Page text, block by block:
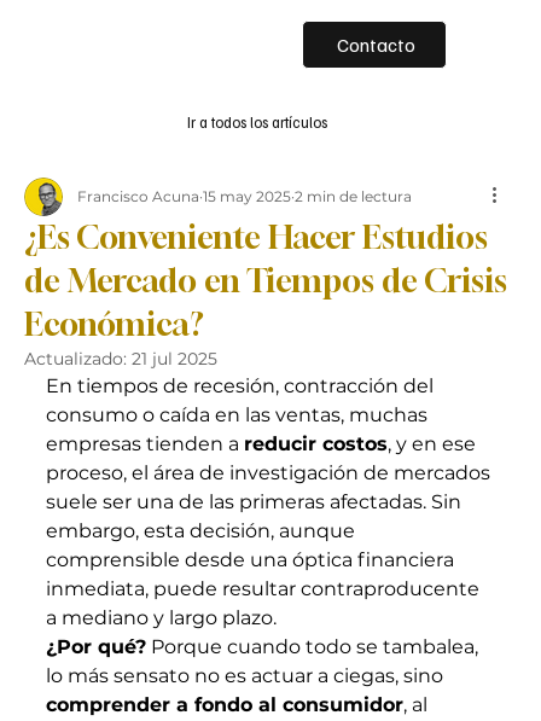
Contacto
Ir a todos los artículos
¿Es Conveniente Hacer Estudios
de Mercado en Tiempos de Crisis
Económica?
Francisco Acuna 15 may 2025 2 min de lectura
Actualizado: 21 jul 2025
En tiempos de recesión, contracción del
consumo o caída en las ventas, muchas
empresas tienden a reducir costos, y en ese
proceso, el área de investigación de mercados
suele ser una de las primeras afectadas. Sin
embargo, esta decisión, aunque
comprensible desde una óptica financiera
inmediata, puede resultar contraproducente
a mediano y largo plazo.
¿Por qué? Porque cuando todo se tambalea,
lo más sensato no es actuar a ciegas, sino
comprender a fondo al consumidor, al